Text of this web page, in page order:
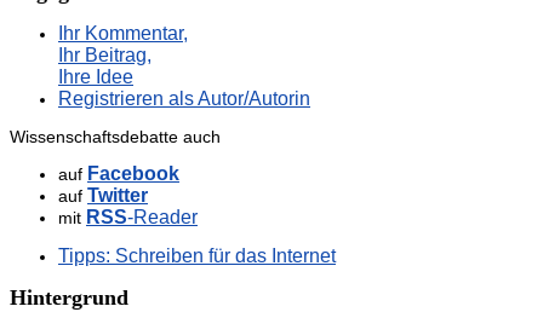
Ihr Kommentar,
Ihr Beitrag,
Ihre Idee
Registrieren als Autor/Autorin
Wissenschaftsdebatte auch
auf Facebook
auf Twitter
mit RSS-Reader
Tipps: Schreiben für das Internet
Hintergrund